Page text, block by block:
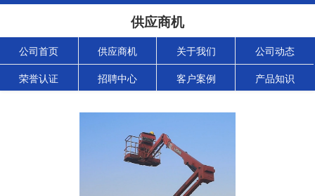
供应商机
公司首页 供应商机 关于我们 公司动态
荣誉认证 招聘中心 客户案例 产品知识